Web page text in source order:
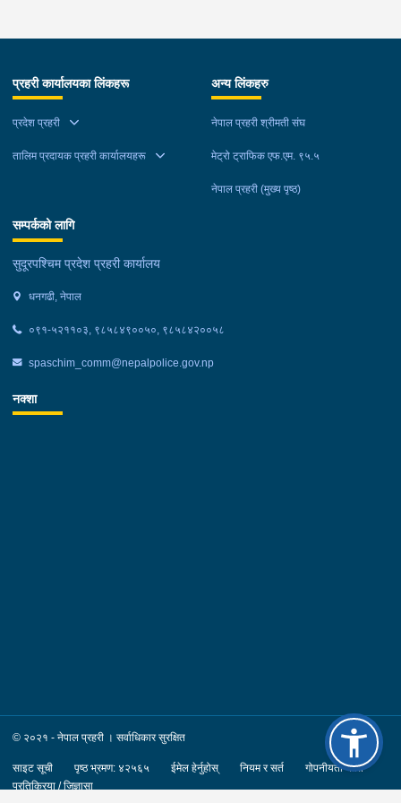
बिडी, सुर्ति, नमकिन, फलफुल, थान कपडा लगायतका सामानहरु मंगलबार
बेवारिसे अवस्थामा फेला पारी आवश्यक प्रक्रिया पुरा गरी नियन्त्रणमा लिएको
प्रहरी कार्यालयका लिंकहरू
प्रदेश प्रहरी
तालिम प्रदायक प्रहरी कार्यालयहरू
अन्य लिंकहरु
नेपाल प्रहरी श्रीमती संघ
मेट्रो ट्राफिक एफ.एम. ९५.५
नेपाल प्रहरी (मुख्य पृष्ठ)
सम्पर्कको लागि
सुदूरपश्चिम प्रदेश प्रहरी कार्यालय
धनगढी, नेपाल
०९१-५२११०३, ९८५८४९००५०, ९८५८४२००५८
spaschim_comm@nepalpolice.gov.np
नक्शा
© २०२१ - नेपाल प्रहरी । सर्वाधिकार सुरक्षित
साइट सूची पृष्ठ भ्रमण: ४२५६५ ईमेल हेर्नुहोस् नियम र सर्त
गोपनीयता नीति
प्रतिक्रिया / जिज्ञासा